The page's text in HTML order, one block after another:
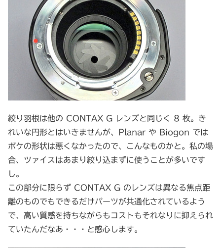
絞り羽根は他の CONTAX G レンズと同じく 8 枚。き
れいな円形とはいきませんが、Planar や Biogon では
ボケの形状は悪くなかったので、こんなものかと。私の場
合、ツァイスはあまり絞り込まずに使うことが多いです
し。
この部分に限らず CONTAX G のレンズは異なる焦点距
離のものでもできるだけパーツが共通化されているよう
で、高い質感を持ちながらもコストもそれなりに抑えられ
ていたんだなあ・・・と感心します。